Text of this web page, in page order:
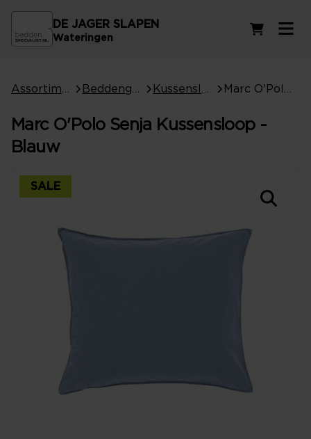
DE JAGER SLAPEN
Wateringen
Marc O'Polo Senja Kussensloop -
Blauw
SALE